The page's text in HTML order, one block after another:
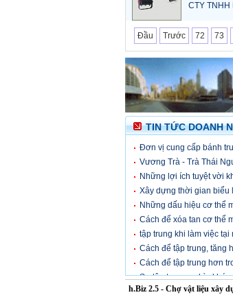
CTY
Đầu Trước 72 73
TIN TỨC DOANH
Đơn vị cung cấp bánh
Vương Trà - Trà Thái
Những lợi ích tuyệt vời
Xây dựng thời gian biểu
Những dấu hiệu cơ thể
Cách để xóa tan cơ thể
tập trung khi làm việc
Cách để tập trung, tăng
Cách để tập trung hơn
Sự tập trung – chìa
h.Biz 2.5 - Chợ vật liệu xây